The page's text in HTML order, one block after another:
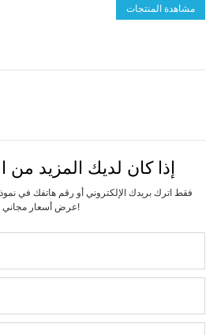
مشاهدة المنتجات
إذا كان لديك المزيد من
فقط اترك بريدك الإلكتروني أو رقم هاتفك في
عرض أسعار مجاني لنا لمجموعة واسعة من التصاميم!